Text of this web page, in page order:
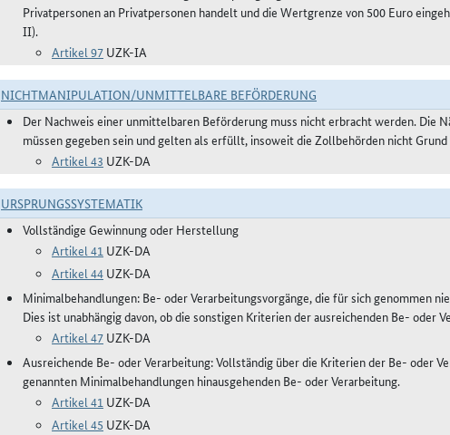
Privatpersonen an Privatpersonen handelt und die Wertgrenze von 500 Euro
II).
Artikel 97 UZK-IA
NICHTMANIPULATION/UNMITTELBARE BEFÖRDERUNG
Der Nachweis einer unmittelbaren Beförderung muss nicht erbracht werden. Die
müssen gegeben sein und gelten als erfüllt, insoweit die Zollbehörden nicht
Artikel 43 UZK-DA
URSPRUNGSSYSTEMATIK
Vollständige Gewinnung oder Herstellung
Artikel 41 UZK-DA
Artikel 44 UZK-DA
Minimalbehandlungen: Be- oder Verarbeitungsvorgänge, die für sich genommen
Dies ist unabhängig davon, ob die sonstigen Kriterien der ausreichenden Be- oder
Artikel 47 UZK-DA
Ausreichende Be- oder Verarbeitung: Vollständig über die Kriterien der Be- oder
genannten Minimalbehandlungen hinausgehenden Be- oder Verarbeitung.
Artikel 41 UZK-DA
Artikel 45 UZK-DA